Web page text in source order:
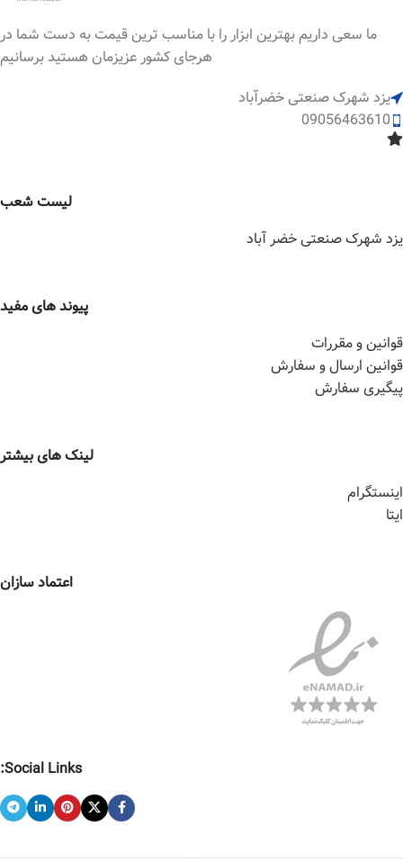
ما سعی داریم بهترین ابزار را با مناسب ترین قیمت به دست شما در
هرجای کشور عزیزمان هستید برسانیم
یزد شهرک صنعتی خضرآباد
09056463610
لیست شعب
یزد شهرک صنعتی خضر آباد
پیوند های مفید
قوانین و مقررات
قوانین ارسال و سفارش
پیگیری سفارش
لینک های بیشتر
اینستگرام
ایتا
اعتماد سازان
Social Links: